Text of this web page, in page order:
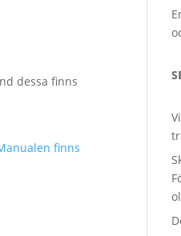
dessa finns
finns